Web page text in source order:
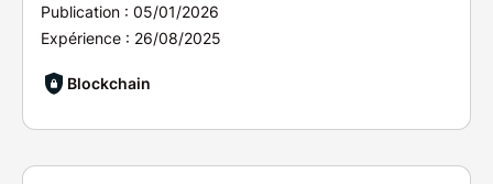
Publication : 05/01/2026
Expérience : 26/08/2025
Blockchain